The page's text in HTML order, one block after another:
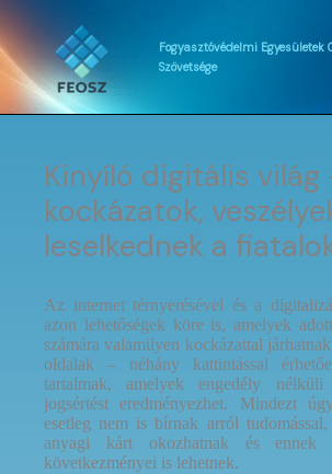
Skip
to
content
Fogyasztóvédelmi Egyesületek
Szövetsége
Kinyíló digitális világ
kockázatok,
leselkednek a
Az internet térnyerésével és a
azon lehetőségek köre is, amelyek
számára valamilyen kockázattal
oldalak – néhány kattintással
tartalmak, amelyek engedély nélküli
jogsértést eredményezhet. Mindezt
esetleg nem is bírnak arról
anyagi kárt okozhatnak és ennek
következményei is lehetnek.